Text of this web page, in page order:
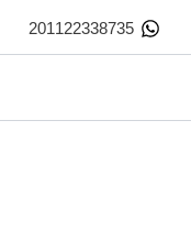
201122338735